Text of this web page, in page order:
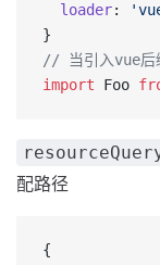
  loader
:
}
// 当引入vue后
import Foo
配路径
{